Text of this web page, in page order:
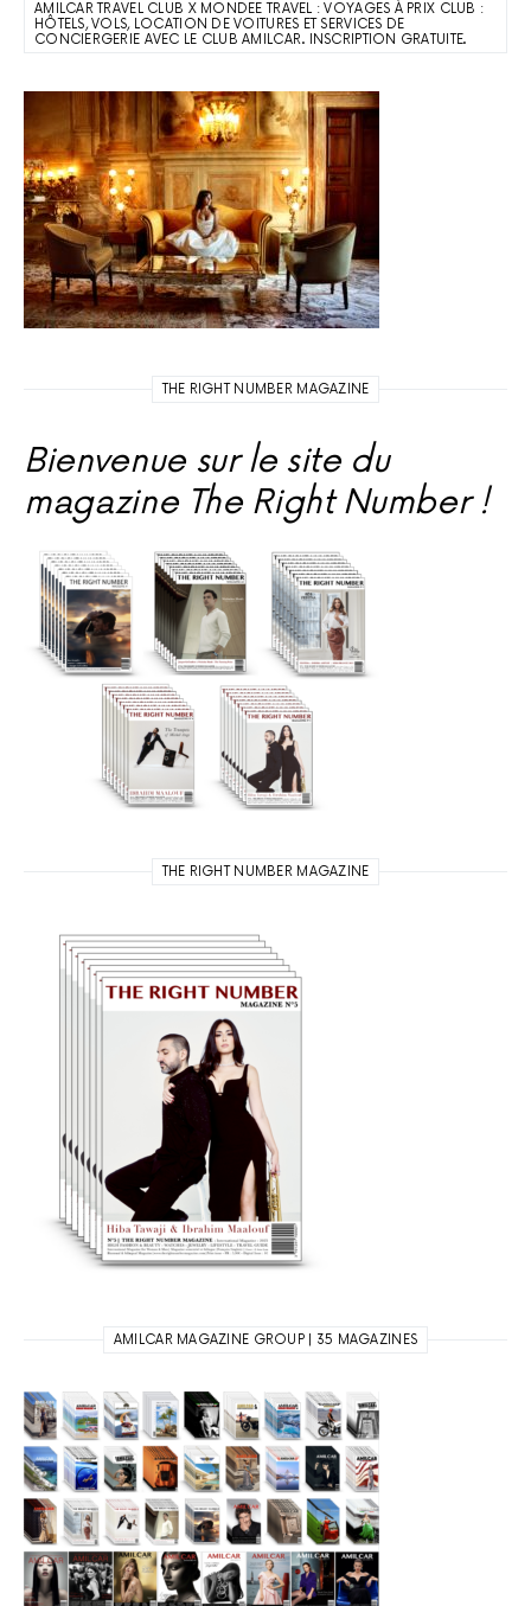
AMILCAR TRAVEL CLUB X MONDEE TRAVEL : VOYAGES À PRIX CLUB :
HÔTELS, VOLS, LOCATION DE VOITURES ET SERVICES DE
CONCIERGERIE AVEC LE CLUB AMILCAR. INSCRIPTION GRATUITE.
THE RIGHT NUMBER MAGAZINE
Bienvenue sur le site du
magazine The Right Number !
THE RIGHT NUMBER MAGAZINE
AMILCAR MAGAZINE GROUP | 35 MAGAZINES